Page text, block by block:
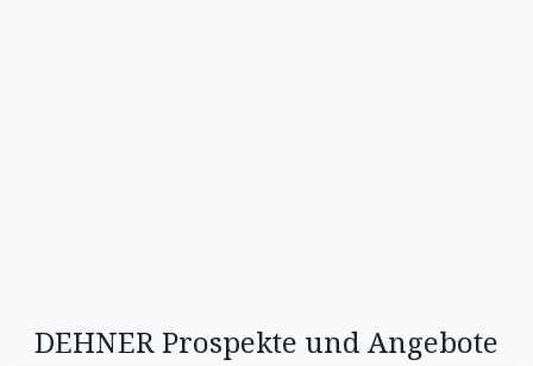
DEHNER Prospekte und Angebote